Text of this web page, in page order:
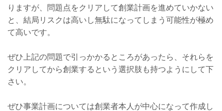
りますが、問題点をクリアして創業計画を進めていかない
と、結局リスクは高いし無駄になってしまう可能性が極め
て高いです。
ぜひ上記の問題で引っかかるところがあったら、それらを
クリアしてから創業するという選択肢も持つようにして下
さい。
ぜひ事業計画については創業者本人が中心になって作成し